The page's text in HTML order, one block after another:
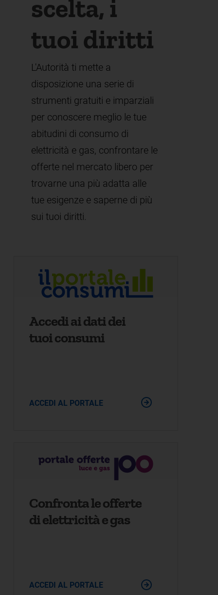
scelta, i
tuoi diritti
L'Autorità ti mette a
disposizione una serie di
strumenti gratuiti e imparziali
per conoscere meglio le tue
abitudini di consumo di
elettricità e gas, confrontare le
offerte nel mercato libero per
trovarne una più adatta alle
tue esigenze e saperne di più
sui tuoi diritti.
Accedi ai dati dei
tuoi consumi
ACCEDI AL PORTALE
Confronta le offerte
di elettricità e gas
ACCEDI AL PORTALE